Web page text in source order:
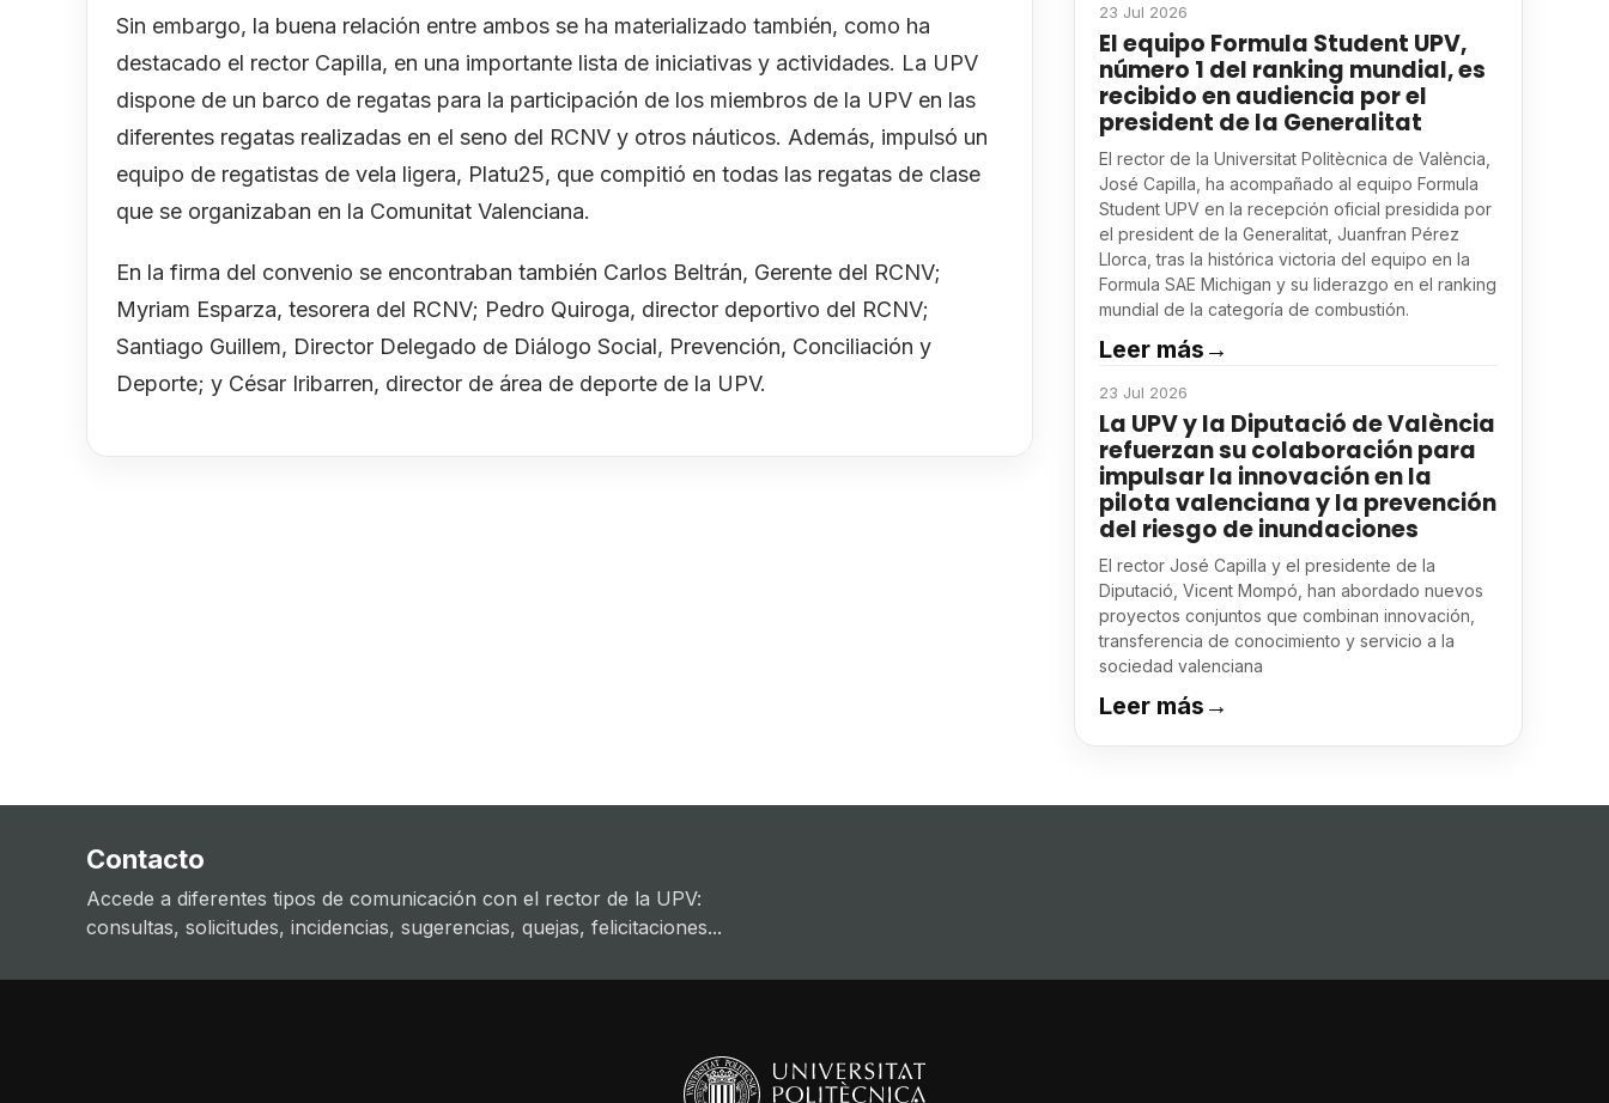
Sin embargo, la buena relación entre ambos se ha materializado también, como ha
destacado el rector Capilla, en una importante lista de iniciativas y actividades. La UPV
dispone de un barco de regatas para la participación de los miembros de la UPV en las
diferentes regatas realizadas en el seno del RCNV y otros náuticos. Además, impulsó un
equipo de regatistas de vela ligera, Platu25, que compitió en todas las regatas de clase
que se organizaban en la Comunitat Valenciana.
En la firma del convenio se encontraban también Carlos Beltrán, Gerente del RCNV;
Myriam Esparza, tesorera del RCNV; Pedro Quiroga, director deportivo del RCNV;
Santiago Guillem, Director Delegado de Diálogo Social, Prevención, Conciliación y
Deporte; y César Iribarren, director de área de deporte de la UPV.
23 Jul 2026
El equipo Formula Student UPV,
número 1 del ranking mundial, es
recibido en audiencia por el
president de la Generalitat
El rector de la Universitat Politècnica de València,
José Capilla, ha acompañado al equipo Formula
Student UPV en la recepción oficial presidida por
el president de la Generalitat, Juanfran Pérez
Llorca, tras la histórica victoria del equipo en la
Formula SAE Michigan y su liderazgo en el ranking
mundial de la categoría de combustión.
Leer más →
23 Jul 2026
La UPV y la Diputació de València
refuerzan su colaboración para
impulsar la innovación en la
pilota valenciana y la prevención
del riesgo de inundaciones
El rector José Capilla y el presidente de la
Diputació, Vicent Mompó, han abordado nuevos
proyectos conjuntos que combinan innovación,
transferencia de conocimiento y servicio a la
sociedad valenciana
Leer más →
Contacto
Accede a diferentes tipos de comunicación con el rector de la UPV:
consultas, solicitudes, incidencias, sugerencias, quejas, felicitaciones...